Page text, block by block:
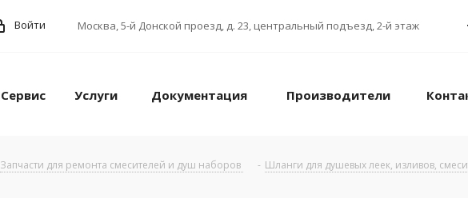
Войти Москва,5-й Донской проезд, д. 23, центральный подъезд, 2-й этаж
Сервис Услуги Документация Производители
Запчасти для ремонта смесителей и душ наборов - Шланги для душевых леек, изливов,